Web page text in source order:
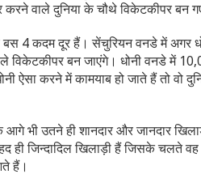
करने वाले दुनिया के चौथे विकेटकीपर बन
4 कदम दूर हैं। सेंचुरियन वनडे में अगर
विकेटकीपर बन जाएंगे। धोनी वनडे में
ऐसा करने में कामयाब हो जाते हैं तो वो
भी उतने ही शानदार और जानदार
ही जिन्दादिल खिलाड़ी हैं जिसके चलते
हैं।